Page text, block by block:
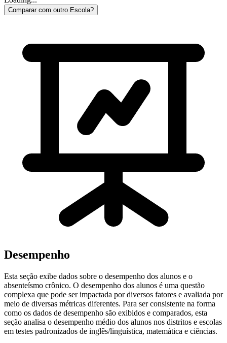
Comparar com outro Escola?
Desempenho
Esta seção exibe dados sobre o desempenho dos alunos e o
absenteísmo crônico. O desempenho dos alunos é uma questão
complexa que pode ser impactada por diversos fatores e avaliada por
meio de diversas métricas diferentes. Para ser consistente na forma
como os dados de desempenho são exibidos e comparados, esta
seção analisa o desempenho médio dos alunos nos distritos e escolas
em testes padronizados de inglês/linguística, matemática e ciências.